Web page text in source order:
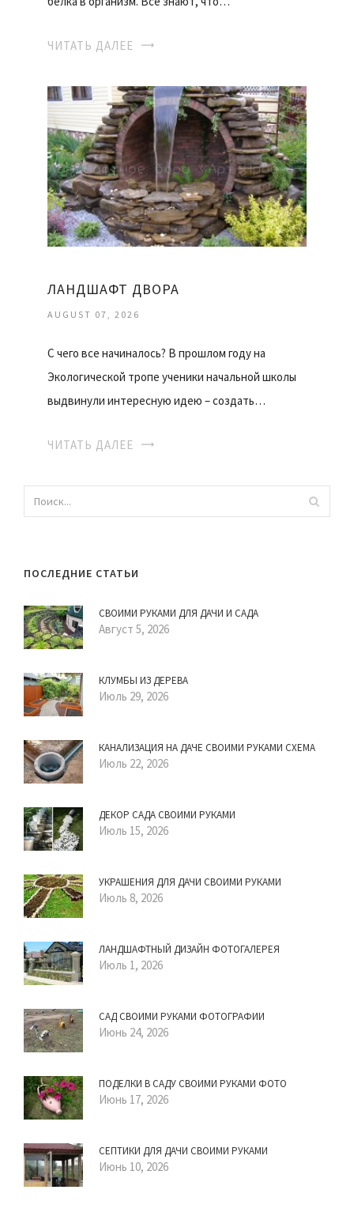
ЧИТАТЬ ДАЛЕЕ
ЛАНДШАФТ ДВОРА
AUGUST 07, 2026
С чего все начиналось? В прошлом году на
Экологической тропе ученики начальной школы
выдвинули интересную идею – создать…
ЧИТАТЬ ДАЛЕЕ
ПОСЛЕДНИЕ СТАТЬИ
СВОИМИ РУКАМИ ДЛЯ ДАЧИ И САДА
Август 5, 2026
КЛУМБЫ ИЗ ДЕРЕВА
Июль 29, 2026
КАНАЛИЗАЦИЯ НА ДАЧЕ СВОИМИ РУКАМИ СХЕМА
Июль 22, 2026
ДЕКОР САДА СВОИМИ РУКАМИ
Июль 15, 2026
УКРАШЕНИЯ ДЛЯ ДАЧИ СВОИМИ РУКАМИ
Июль 8, 2026
ЛАНДШАФТНЫЙ ДИЗАЙН ФОТОГАЛЕРЕЯ
Июль 1, 2026
САД СВОИМИ РУКАМИ ФОТОГРАФИИ
Июнь 24, 2026
ПОДЕЛКИ В САДУ СВОИМИ РУКАМИ ФОТО
Июнь 17, 2026
СЕПТИКИ ДЛЯ ДАЧИ СВОИМИ РУКАМИ
Июнь 10, 2026